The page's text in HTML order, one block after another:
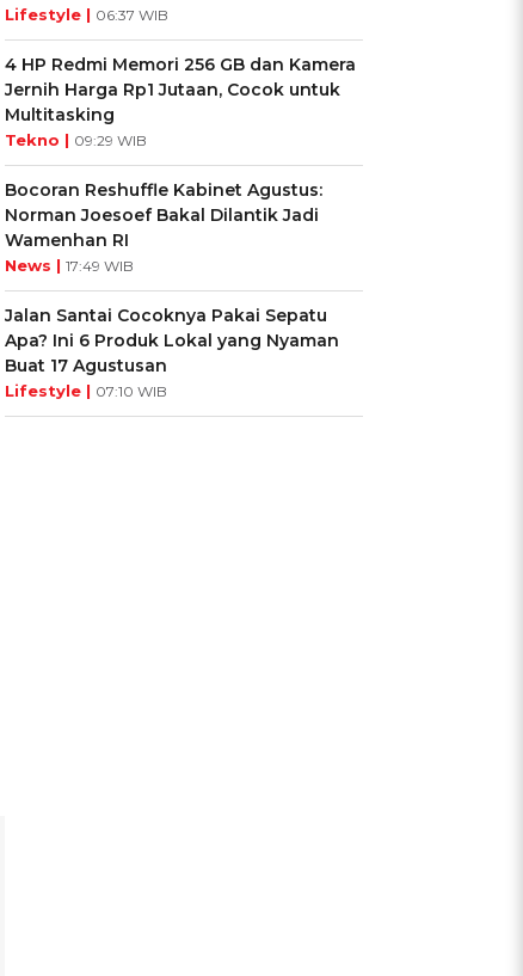
Lifestyle | 06:37 WIB
4 HP Redmi Memori 256 GB dan Kamera
Jernih Harga Rp1 Jutaan, Cocok untuk
Multitasking
Tekno | 09:29 WIB
Bocoran Reshuffle Kabinet Agustus:
Norman Joesoef Bakal Dilantik Jadi
Wamenhan RI
News | 17:49 WIB
Jalan Santai Cocoknya Pakai Sepatu
Apa? Ini 6 Produk Lokal yang Nyaman
Buat 17 Agustusan
Lifestyle | 07:10 WIB